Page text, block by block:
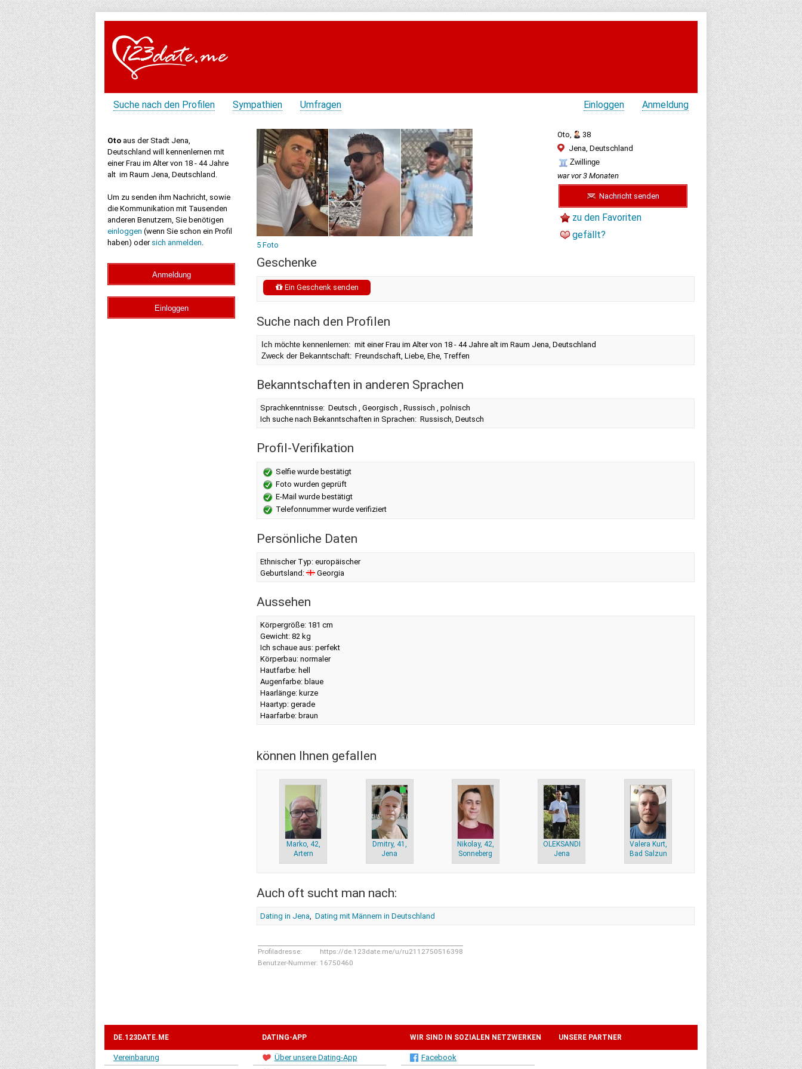
Suche nach den Profilen Sympathien Umfragen Anmeldung
Einloggen
Oto aus der Stadt Jena,
Deutschland will kennenlernen mit
einer Frau im Alter von 18 - 44 Jahre
alt im Raum Jena, Deutschland.
Um zu senden ihm Nachricht, sowie
die Kommunikation mit Tausenden
anderen Benutzern, Sie benötigen
einloggen (wenn Sie schon ein Profil
haben) oder sich anmelden. 5 Foto
Oto,
38
Jena, Deutschland
Zwillinge
war vor 3 Monaten
Nachricht senden
zu den Favoriten
gefällt?
Geschenke
Ein Geschenk senden
Suche nach den Profilen
Ich möchte kennenlernen: mit einer Frau im Alter von 18 - 44 Jahre alt im Raum Jena, Deutschland
Zweck der Bekanntschaft: Freundschaft, Liebe, Ehe, Treffen
Bekanntschaften in anderen Sprachen
Sprachkenntnisse: Deutsch , Georgisch , Russisch , polnisch
Ich suche nach Bekanntschaften in Sprachen: Russisch, Deutsch
Profil-Verifikation
Selfie wurde bestätigt
Foto wurden geprüft
E-Mail wurde bestätigt
Telefonnummer wurde verifiziert
Persönliche Daten
Ethnischer Typ: europäischer
Geburtsland:
Georgia
Aussehen
Körpergröße: 181 cm
Gewicht: 82 kg
Ich schaue aus: perfekt
Körperbau: normaler
Hautfarbe: hell
Augenfarbe: blaue
Haarlänge: kurze
Haartyp: gerade
Haarfarbe: braun
können Ihnen gefallen
Marko, 42,
Artern
Dmitry, 41,
Jena
Nikolay, 42,
Sonneberg
OLEKSANDR, 38,
Jena
Valera Kurt, 38,
Bad Salzungen
Auch oft sucht man nach:
Dating in Jena, Dating mit Männern in Deutschland
Profiladresse:
https://de.123date.me/u/ru2112750516398
Benutzer-Nummer: 16750460
DE.123DATE.ME DATING-APP WIR SIND IN SOZIALEN NETZWERKEN UNSERE PARTNER
Vereinbarung
Über unsere Dating-App
Facebook